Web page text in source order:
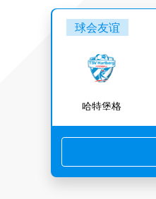
球会友谊
哈特堡格